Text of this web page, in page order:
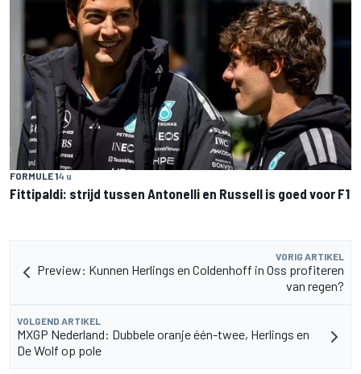
FORMULE 14 u
Fittipaldi: strijd tussen Antonelli en Russell is goed voor F1
VORIG ARTIKEL
Preview: Kunnen Herlings en Coldenhoff in Oss profiteren
van regen?
VOLGEND ARTIKEL
MXGP Nederland: Dubbele oranje één-twee, Herlings en
De Wolf op pole